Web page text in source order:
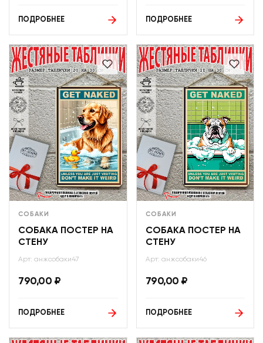
ПОДРОБНЕЕ ПОДРОБНЕЕ
СОБАКИ
СОБАКА ПОСТЕР НА
СТЕНУ
Арт: анжсобаки47
790,00 ₽
ПОДРОБНЕЕ
СОБАКИ
СОБАКА ПОСТЕР НА
СТЕНУ
Арт: анжсобаки46
790,00 ₽
ПОДРОБНЕЕ